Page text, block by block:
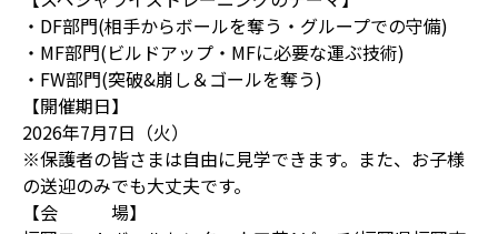
・DF部門(相手からボールを奪う・グループでの守備)
・MF部門(ビルドアップ・MFに必要な運ぶ技術)
・FW部門(突破&崩し＆ゴールを奪う)
【開催期日】
2026年7月7日（火）
※保護者の皆さまは自由に見学できます。また、お子様
の送迎のみでも大丈夫です。
【会 場】